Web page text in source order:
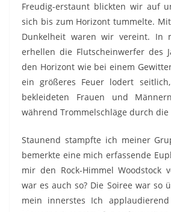
Freudig-erstaunt blickten wir auf
sich bis zum Horizont tummelte.
Dunkelheit waren wir vereint. In
erhellen die Flutscheinwerfer des
den Horizont wie bei einem
ein größeres Feuer lodert
bekleideten Frauen und
während Trommelschläge durch
Staunend stampfte ich meiner
bemerkte eine mich erfassende
mir den Rock-Himmel Woodstock
war es auch so? Die Soiree war so
mein innerstes Ich